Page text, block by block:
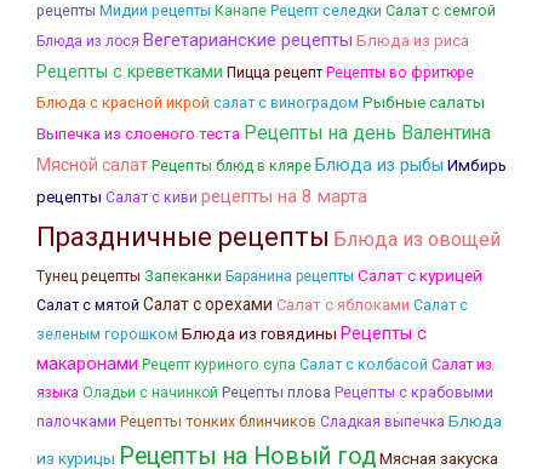
рецепты Мидии рецепты Канапе Рецепт селедки Салат с семгой
Блюда из лося Вегетарианские рецепты Блюда из риса
Рецепты с креветками Пицца рецепт Рецепты во фритюре
Блюда с красной икрой салат с виноградом Рыбные салаты
Выпечка из слоеного теста Рецепты на день Валентина
Мясной салат Рецепты блюд в кляре Блюда из рыбы Имбирь
рецепты Салат с киви рецепты на 8 марта
Праздничные рецепты Блюда из овощей
Тунец рецепты Запеканки Баранина рецепты Салат с курицей
Салат с мятой Салат с орехами Салат с яблоками Салат с
зеленым горошком Блюда из говядины Рецепты с
макаронами Рецепт куриного супа Салат с колбасой Салат из
языка Оладьи с начинкой Рецепты плова Рецепты с крабовыми
палочками Рецепты тонких блинчиков Сладкая выпечка Блюда
из курицы Рецепты на Новый годМясная закуска